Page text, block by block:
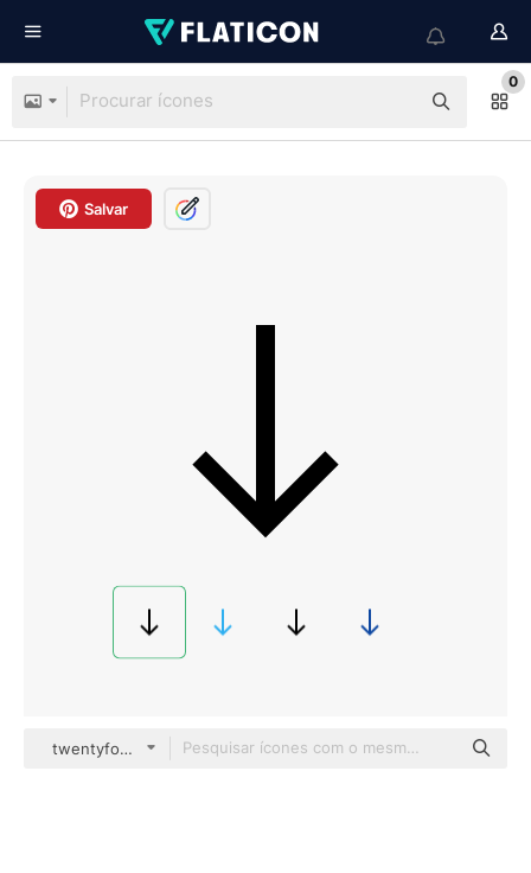
0
Salvar
twentyfour Glyph